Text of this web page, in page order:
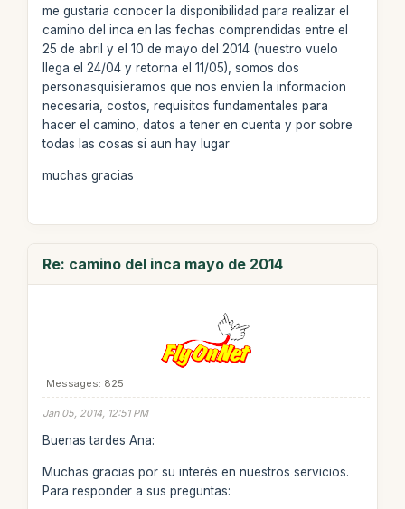
me gustaria conocer la disponibilidad para realizar el
camino del inca en las fechas comprendidas entre el
25 de abril y el 10 de mayo del 2014 (nuestro vuelo
llega el 24/04 y retorna el 11/05), somos dos
personasquisieramos que nos envien la informacion
necesaria, costos, requisitos fundamentales para
hacer el camino, datos a tener en cuenta y por sobre
todas las cosas si aun hay lugar
muchas gracias
Re: camino del inca mayo de 2014
Messages: 825
Jan 05, 2014, 12:51 PM
Buenas tardes Ana:
Muchas gracias por su interés en nuestros servicios.
Para responder a sus preguntas: